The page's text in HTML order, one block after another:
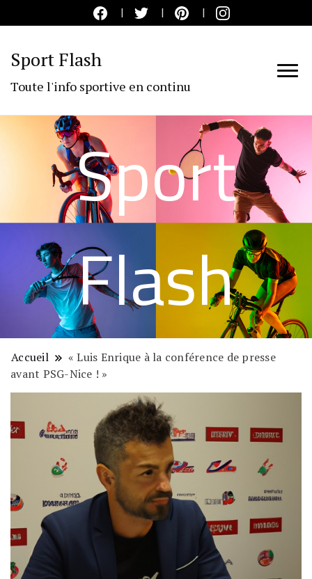
Sport Flash
Toute l'info sportive en continu
Sport
Flash
Accueil
« Luis Enrique à la conférence de presse
avant PSG-Nice ! »